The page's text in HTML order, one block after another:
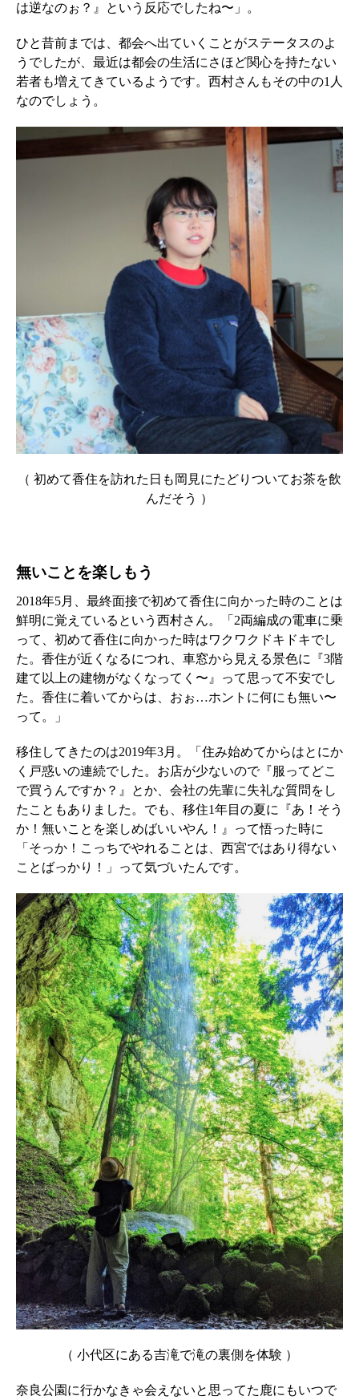
は逆なのぉ？』という反応でしたね〜」。
ひと昔前までは、都会へ出ていくことがステータスのよ
うでしたが、最近は都会の生活にさほど関心を持たない
若者も増えてきているようです。西村さんもその中の1人
なのでしょう。
（ 初めて香住を訪れた日も岡見にたどりついてお茶を飲
んだそう ）
無いことを楽しもう
2018年5月、最終面接で初めて香住に向かった時のことは
鮮明に覚えているという西村さん。「2両編成の電車に乗
って、初めて香住に向かった時はワクワクドキドキでし
た。香住が近くなるにつれ、車窓から見える景色に『3階
建て以上の建物がなくなってく〜』って思って不安でし
た。香住に着いてからは、おぉ…ホントに何にも無い〜
って。」
移住してきたのは2019年3月。「住み始めてからはとにか
く戸惑いの連続でした。お店が少ないので『服ってどこ
で買うんですか？』とか、会社の先輩に失礼な質問をし
たこともありました。でも、移住1年目の夏に『あ！そう
か！無いことを楽しめばいいやん！』って悟った時に
「そっか！こっちでやれることは、西宮ではあり得ない
ことばっかり！」って気づいたんです。
（ 小代区にある吉滝で滝の裏側を体験 ）
奈良公園に行かなきゃ会えないと思ってた鹿にもいつで